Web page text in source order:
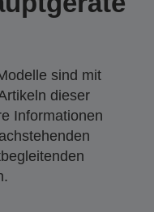
sind mit
dieser
Informationen